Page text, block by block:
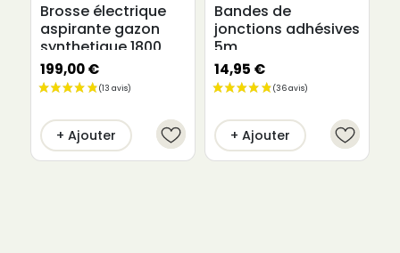
Brosse électrique
aspirante gazon
synthetique 1800
watts
199,00 €
+ Ajouter
Bandes de
jonctions adhésives
5m
14,95 €
+ Ajouter